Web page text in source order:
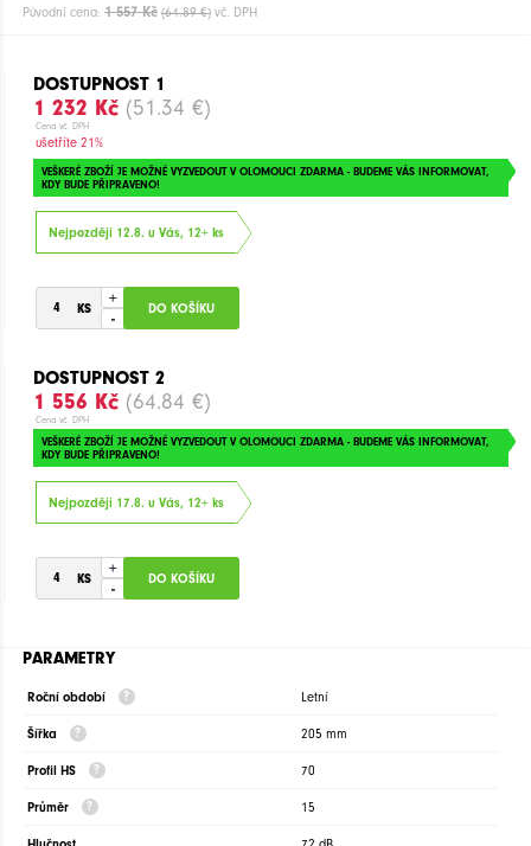
Původní cena: 1 557 Kč (64.89 €) vč. DPH
DOSTUPNOST 1
1 232 Kč (51.34 €)
Cena vč. DPH
ušetříte 21%
VEŠKERÉ ZBOŽÍ JE MOŽNÉ VYZVEDOUT V OLOMOUCI ZDARMA - BUDEME VÁS INFORMOVAT,
KDY BUDE PŘIPRAVENO!
Nejpozději 12.8. u Vás, 12+ ks
+
-
DOSTUPNOST 2
1 556 Kč (64.84 €)
Cena vč. DPH
VEŠKERÉ ZBOŽÍ JE MOŽNÉ VYZVEDOUT V OLOMOUCI ZDARMA - BUDEME VÁS INFORMOVAT,
KDY BUDE PŘIPRAVENO!
Nejpozději 17.8. u Vás, 12+ ks
+
-
PARAMETRY
Roční období Letní
Šířka 205 mm
Profil HS 70
Průměr 15